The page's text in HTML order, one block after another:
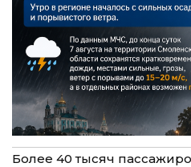
Более 40 тысяч